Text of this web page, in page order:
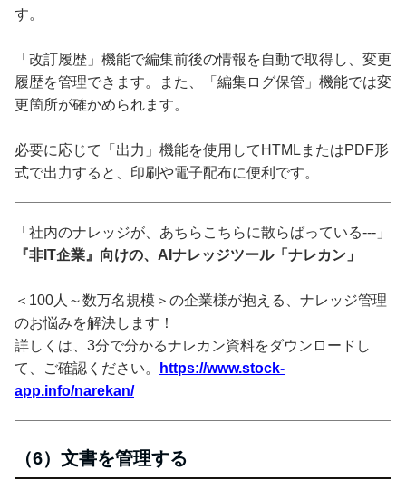
す。
「改訂履歴」機能で編集前後の情報を自動で取得し、変更
履歴を管理できます。また、「編集ログ保管」機能では変
更箇所が確かめられます。
必要に応じて「出力」機能を使用してHTMLまたはPDF形
式で出力すると、印刷や電子配布に便利です。
「社内のナレッジが、あちらこちらに散らばっている---」
『非IT企業』向けの、AIナレッジツール「ナレカン」
＜100人～数万名規模＞の企業様が抱える、ナレッジ管理
のお悩みを解決します！
詳しくは、3分で分かるナレカン資料をダウンロードし
て、ご確認ください。
https://www.stock-
app.info/narekan/
（6）文書を管理する